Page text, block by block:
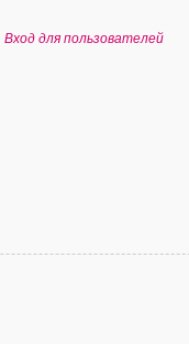
Вход для пользователей